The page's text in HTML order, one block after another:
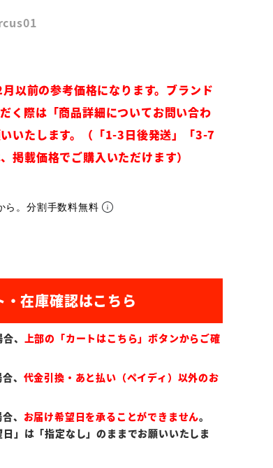
ら。分割手数料無料
、
上部の「カートはこちら」ボタンからご確
、 代金引換・あと払い（ペイディ）以外のお
、 お届け希望日を承ることができません。
日」は「指定なし」のままでお願いいたしま